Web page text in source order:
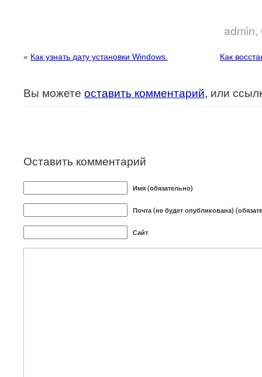
admin,
« Как узнать дату установки Windows. Как
Вы можете оставить комментарий, или
Оставить комментарий
Имя (обязательно)
Почта (не будет опубликована)
Сайт